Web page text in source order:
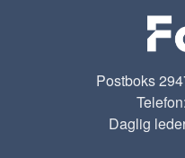
Postboks
Daglig